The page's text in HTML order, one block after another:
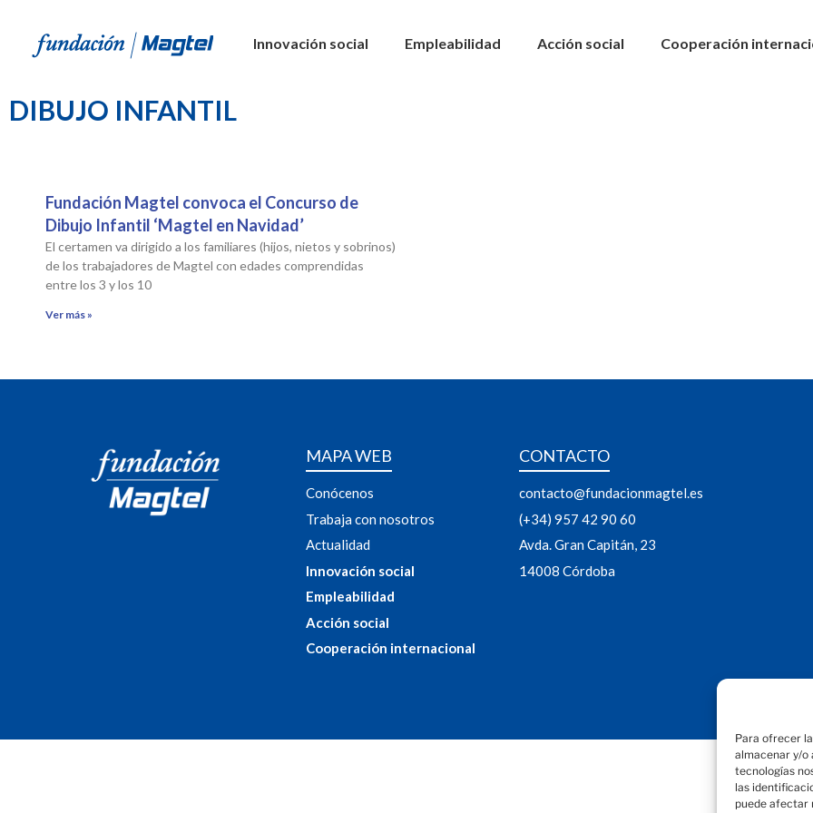
Para ofrecer
almacenar y/o
tecnologías
las
puede afectar
Innovación social Empleabilidad Acción social Cooperación
DIBUJO INFANTIL
Fundación Magtel convoca el Concurso de
Dibujo Infantil ‘Magtel en Navidad’
El certamen va dirigido a los familiares (hijos, nietos y sobrinos)
de los trabajadores de Magtel con edades comprendidas
entre los 3 y los 10
Ver más »
MAPA WEB
Conócenos
Trabaja con nosotros
Actualidad
Innovación social
Empleabilidad
Acción social
Cooperación internacional
CONTACTO
contacto@fundacionmagtel.es
(+34) 957 42 90 60
Avda. Gran Capitán, 23
14008 Córdoba